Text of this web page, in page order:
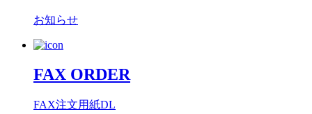
お知らせ
FAX ORDER
FAX注文用紙DL